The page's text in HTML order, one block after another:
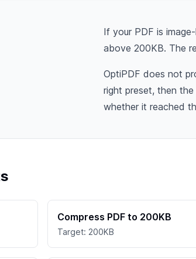
If your PDF is
above 200KB. The
OptiPDF does not
right preset, then
whether it reached
Compress PDF to 200KB
Target: 200KB